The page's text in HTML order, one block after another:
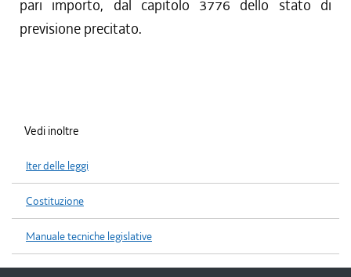
pari importo, dal capitolo 3776 dello stato di
previsione precitato.
Vedi inoltre
Iter delle leggi
Costituzione
Manuale tecniche legislative